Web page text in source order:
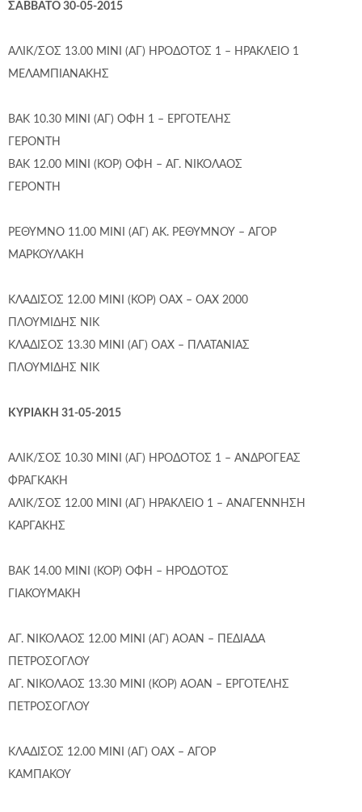
ΣΑΒΒΑΤΟ 30-05-2015
ΑΛΙΚ/ΣΟΣ 13.00 ΜΙΝΙ (ΑΓ) ΗΡΟΔΟΤΟΣ 1 – ΗΡΑΚΛΕΙΟ 1
ΜΕΛΑΜΠΙΑΝΑΚΗΣ
ΒΑΚ 10.30 ΜΙΝΙ (ΑΓ) ΟΦΗ 1 – ΕΡΓΟΤΕΛΗΣ
ΓΕΡΟΝΤΗ
ΒΑΚ 12.00 ΜΙΝΙ (ΚΟΡ) ΟΦΗ – ΑΓ. ΝΙΚΟΛΑΟΣ
ΓΕΡΟΝΤΗ
ΡΕΘΥΜΝΟ 11.00 ΜΙΝΙ (ΑΓ) ΑΚ. ΡΕΘΥΜΝΟΥ – ΑΓΟΡ
ΜΑΡΚΟΥΛΑΚΗ
ΚΛΑΔΙΣΟΣ 12.00 ΜΙΝΙ (ΚΟΡ) ΟΑΧ – ΟΑΧ 2000
ΠΛΟΥΜΙΔΗΣ ΝΙΚ
ΚΛΑΔΙΣΟΣ 13.30 ΜΙΝΙ (ΑΓ) ΟΑΧ – ΠΛΑΤΑΝΙΑΣ
ΠΛΟΥΜΙΔΗΣ ΝΙΚ
ΚΥΡΙΑΚΗ 31-05-2015
ΑΛΙΚ/ΣΟΣ 10.30 ΜΙΝΙ (ΑΓ) ΗΡΟΔΟΤΟΣ 1 – ΑΝΔΡΟΓΕΑΣ
ΦΡΑΓΚΑΚΗ
ΑΛΙΚ/ΣΟΣ 12.00 ΜΙΝΙ (ΑΓ) ΗΡΑΚΛΕΙΟ 1 – ΑΝΑΓΕΝΝΗΣΗ
ΚΑΡΓΑΚΗΣ
ΒΑΚ 14.00 ΜΙΝΙ (ΚΟΡ) ΟΦΗ – ΗΡΟΔΟΤΟΣ
ΓΙΑΚΟΥΜΑΚΗ
ΑΓ. ΝΙΚΟΛΑΟΣ 12.00 ΜΙΝΙ (ΑΓ) ΑΟΑΝ – ΠΕΔΙΑΔΑ
ΠΕΤΡΟΣΟΓΛΟΥ
ΑΓ. ΝΙΚΟΛΑΟΣ 13.30 ΜΙΝΙ (ΚΟΡ) ΑΟΑΝ – ΕΡΓΟΤΕΛΗΣ
ΠΕΤΡΟΣΟΓΛΟΥ
ΚΛΑΔΙΣΟΣ 12.00 ΜΙΝΙ (ΑΓ) ΟΑΧ – ΑΓΟΡ
ΚΑΜΠΑΚΟΥ